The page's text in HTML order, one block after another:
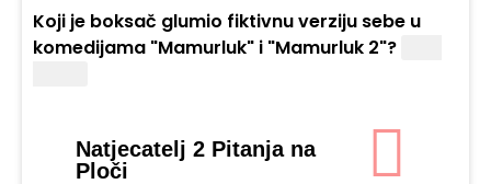
Koji je boksač glumio fiktivnu verziju sebe u
komedijama "Mamurluk" i "Mamurluk 2"?
Natjecatelj 2 Pitanja na
Ploči